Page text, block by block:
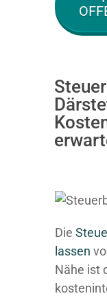
Die
lassen
Nähe ist